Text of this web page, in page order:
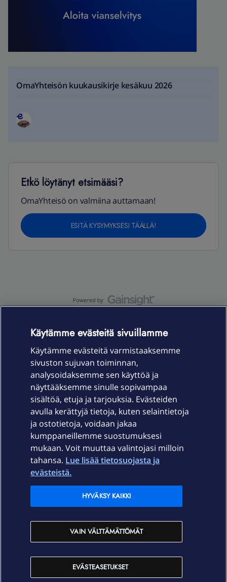
OmaYhteisön kuukausikirje kesäkuu 2026
Etkö löytänyt etsimääsi?
OmaYhteisö on valmiina auttamaan!
ESITÄ KYSYMYKSESI TÄÄLLÄ!
Laitteet & liittymät
Palvelut
Ajankohtaista
Elisa Oyj
In English
Käytämme evästeitä sivuillamme
Käytämme evästeitä varmistaaksemme
sivuston sujuvan toiminnan,
analysoidaksemme sen käyttöä ja
näyttääksemme sinulle sopivampaa
sisältöä, etuja ja tarjouksia. Evästeiden
avulla kerättyjä tietoja, kuten selaintietoja
ja ostotietoja, voidaan jakaa
kumppaneillemme suostumuksesi
mukaan. Voit muuttaa valintojasi milloin
tahansa. Lue lisää tietosuojasta ja
evästeistä.
EVÄSTEASETUKSET
VAIN VÄLTTÄMÄTTÖMÄT
HYVÄKSY KAIKKI